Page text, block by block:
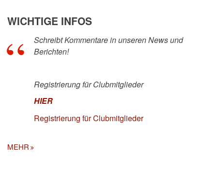
WICHTIGE INFOS
Schreibt Kommentare in unseren News und
Berichten!
Registrierung für Clubmitglieder
HIER
Registrierung für Clubmitglieder
MEHR